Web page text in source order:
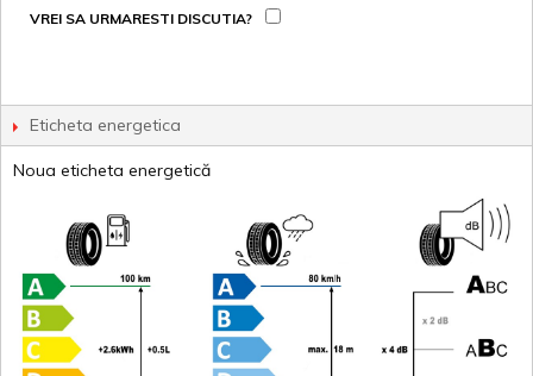
VREI SA URMARESTI DISCUTIA?
Eticheta energetica
Noua eticheta energetică